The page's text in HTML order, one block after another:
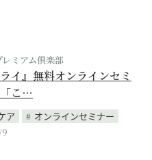
ミアム倶楽部
ライ』無料オンラインセミ
こ…
ア
オンラインセミナー